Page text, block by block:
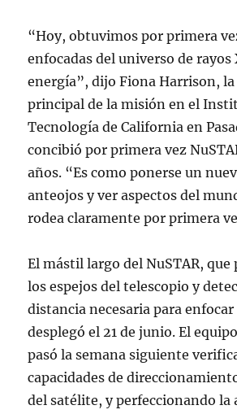
“Hoy, obtuvimos por primera
enfocadas del universo de rayos
energía”, dijo Fiona Harrison,
principal de la misión en el
Tecnología de California en
concibió por primera vez
años. “Es como ponerse un
anteojos y ver aspectos del
rodea claramente por primera
El mástil largo del NuSTAR, que
los espejos del telescopio y
distancia necesaria para enfocar
desplegó el 21 de junio. El
pasó la semana siguiente
capacidades de
del satélite, y perfeccionando la